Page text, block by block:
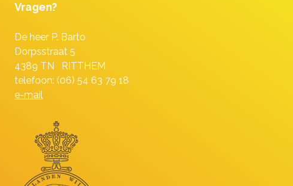
Vragen?
De heer P. Barto
Dorpsstraat 5
4389 TN RITTHEM
telefoon: (06) 54 63 79 18
e-mail